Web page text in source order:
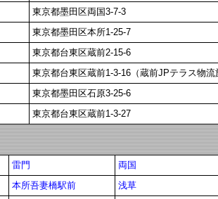
東京都墨田区両国3-7-3
東京都墨田区本所1-25-7
東京都台東区蔵前2-15-6
東京都台東区蔵前1-3-16（蔵前JPテラス物流
東京都墨田区石原3-25-6
東京都台東区蔵前1-3-27
雷門
両国
本所吾妻橋駅前
浅草